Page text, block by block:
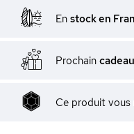
En stock en
Prochain cadeau
Ce produit